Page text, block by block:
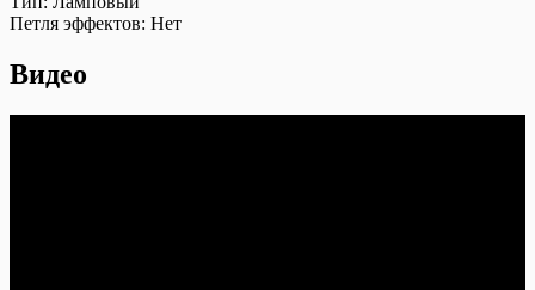
Петля эффектов: Нет
Видео